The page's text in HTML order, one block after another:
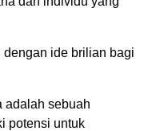
ide brilian bagi
adalah sebuah
potensi untuk